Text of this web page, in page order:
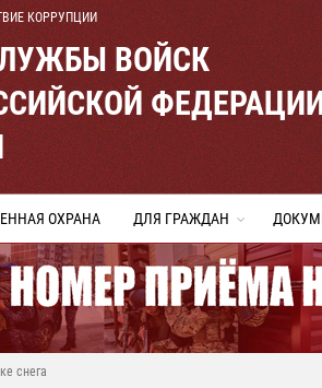
КОРРУПЦИИ
ВОЙСК
ОХРАНА ДЛЯ ГРАЖДАН
снега